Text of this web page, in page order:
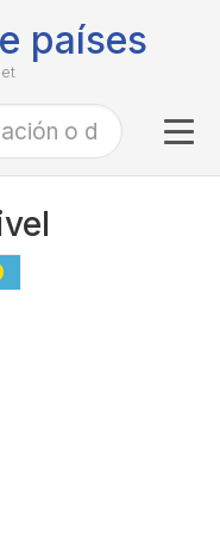
países